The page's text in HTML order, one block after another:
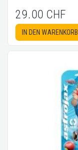
29.00 CHF
IN DEN WARENKORB